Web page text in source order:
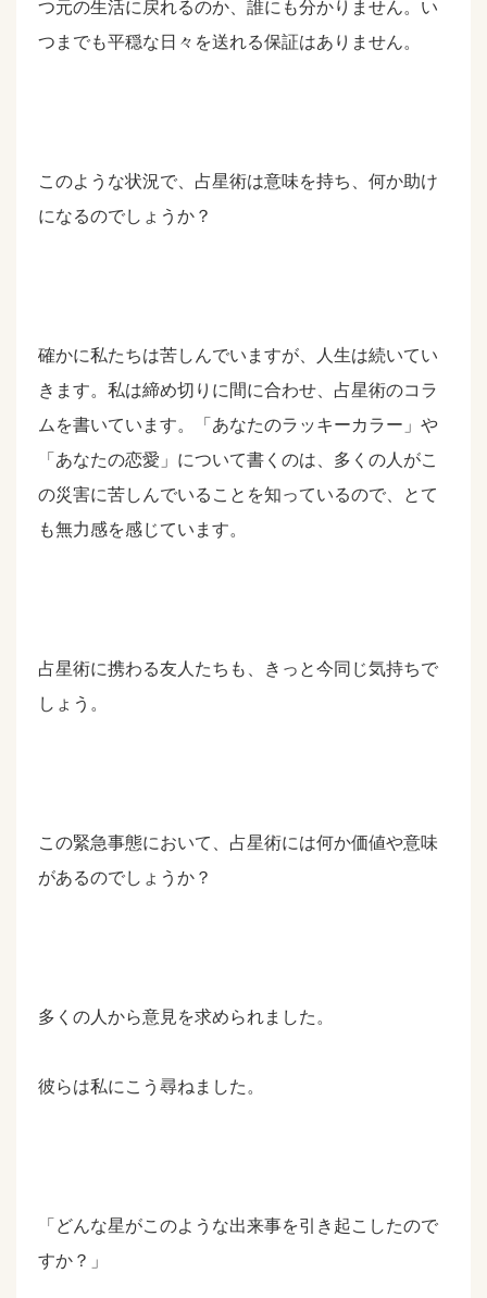
つ元の生活に戻れるのか、誰にも分かりません。い
つまでも平穏な日々を送れる保証はありません。
このような状況で、占星術は意味を持ち、何か助け
になるのでしょうか？
確かに私たちは苦しんでいますが、人生は続いてい
きます。私は締め切りに間に合わせ、占星術のコラ
ムを書いています。「あなたのラッキーカラー」や
「あなたの恋愛」について書くのは、多くの人がこ
の災害に苦しんでいることを知っているので、とて
も無力感を感じています。
占星術に携わる友人たちも、きっと今同じ気持ちで
しょう。
この緊急事態において、占星術には何か価値や意味
があるのでしょうか？
多くの人から意見を求められました。
彼らは私にこう尋ねました。
「どんな星がこのような出来事を引き起こしたので
すか？」